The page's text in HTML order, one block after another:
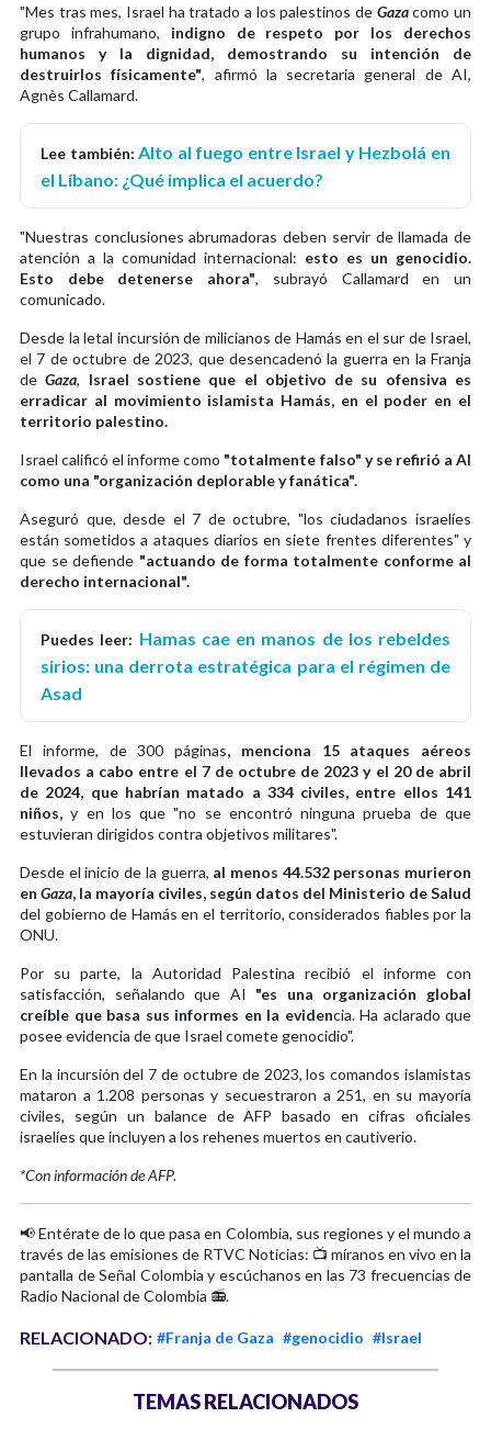
"Mes tras mes, Israel ha tratado a los palestinos de Gazacomo un
grupo infrahumano, indigno de respeto por los derechos
humanos y la dignidad, demostrando su intención de
destruirlos físicamente", afirmó la secretaria general de AI,
Agnès Callamard.
Lee también:Alto al fuego entre Israel y Hezbolá en
el Líbano: ¿Qué implica el acuerdo?
"Nuestras conclusiones abrumadoras deben servir de llamada de
atención a la comunidad internacional: esto es un genocidio.
Esto debe detenerse ahora", subrayó Callamard en un
comunicado.
Desde la letal incursión de milicianos de Hamás en el sur de Israel,
el 7 de octubre de 2023, que desencadenó la guerra en la Franja
deGaza, Israel sostiene que el objetivo de su ofensiva es
erradicar al movimiento islamista Hamás, en el poder en el
territorio palestino.
Israel calificó el informe como "totalmente falso" y se refirió a AI
como una "organización deplorable y fanática".
Aseguró que, desde el 7 de octubre, "los ciudadanos israelíes
están sometidos a ataques diarios en siete frentes diferentes" y
que se defiende "actuando de forma totalmente conforme al
derecho internacional".
Puedes leer: Hamas cae en manos de los rebeldes
sirios: una derrota estratégica para el régimen de
Asad
El informe, de 300 páginas, menciona 15 ataques aéreos
llevados a cabo entre el 7 de octubre de 2023 y el 20 de abril
de 2024, que habrían matado a 334 civiles, entre ellos 141
niños, y en los que "no se encontró ninguna prueba de que
estuvieran dirigidos contra objetivos militares".
Desde el inicio de la guerra, al menos 44.532 personas murieron
en Gaza, la mayoría civiles, según datos del Ministerio de Salud
del gobierno de Hamás en el territorio, considerados fiables por la
ONU.
Por su parte, la Autoridad Palestina recibió el informe con
satisfacción, señalando que AI
"es una organización global
creíble que basa sus informes en la evidencia. Ha aclarado que
posee evidencia de que Israel comete genocidio".
En la incursión del 7 de octubre de 2023, los comandos islamistas
mataron a 1.208 personas y secuestraron a 251, en su mayoría
civiles, según un balance de AFP basado en cifras oficiales
israelíes que incluyen a los rehenes muertos en cautiverio.
*Con información de AFP.
📢 Entérate de lo que pasa en Colombia, sus regiones y el mundo a
través de las emisiones de RTVC Noticias: 📺 míranos en vivo en la
pantalla de Señal Colombia y escúchanos en las 73 frecuencias de
Radio Nacional de Colombia 📻.
RELACIONADO: #Franja de Gaza #genocidio #Israel
TEMAS RELACIONADOS